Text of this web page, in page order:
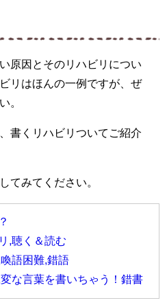
原因とそのリハビリについ
リはほんの一例ですが、ぜ
。
書くリハビリついてご紹介
てみてください。
,聴く＆読む
語困難,錯語
な言葉を書いちゃう！錯書